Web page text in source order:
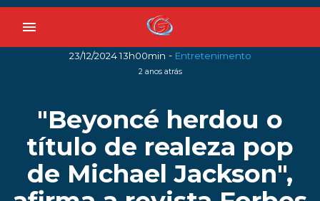
menu
23/12/2024 13h00min - Entretenimento
2 anos atrás
"Beyoncé herdou o
título de realeza pop
de Michael Jackson",